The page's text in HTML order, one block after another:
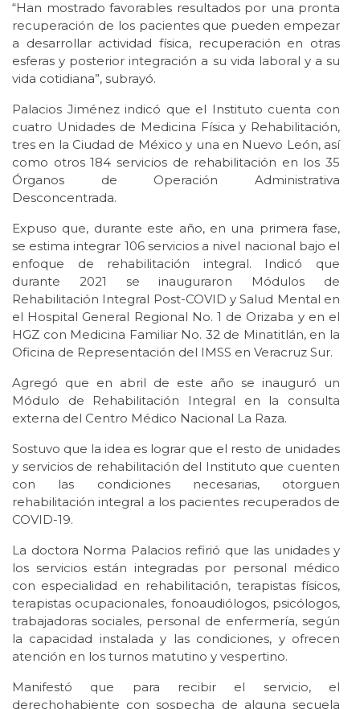
“Han mostrado favorables resultados por una pronta
recuperación de los pacientes que pueden empezar
a desarrollar actividad física, recuperación en otras
esferas y posterior integración a su vida laboral y a su
vida cotidiana”, subrayó.
Palacios Jiménez indicó que el Instituto cuenta con
cuatro Unidades de Medicina Física y Rehabilitación,
tres en la Ciudad de México y una en Nuevo León, así
como otros 184 servicios de rehabilitación en los 35
Órganos de Operación Administrativa
Desconcentrada.
Expuso que, durante este año, en una primera fase,
se estima integrar 106 servicios a nivel nacional bajo el
enfoque de rehabilitación integral. Indicó que
durante 2021 se inauguraron Módulos de
Rehabilitación Integral Post-COVID y Salud Mental en
el Hospital General Regional No. 1 de Orizaba y en el
HGZ con Medicina Familiar No. 32 de Minatitlán, en la
Oficina de Representación del IMSS en Veracruz Sur.
Agregó que en abril de este año se inauguró un
Módulo de Rehabilitación Integral en la consulta
externa del Centro Médico Nacional La Raza.
Sostuvo que la idea es lograr que el resto de unidades
y servicios de rehabilitación del Instituto que cuenten
con las condiciones necesarias, otorguen
rehabilitación integral a los pacientes recuperados de
COVID-19.
La doctora Norma Palacios refirió que las unidades y
los servicios están integradas por personal médico
con especialidad en rehabilitación, terapistas físicos,
terapistas ocupacionales, fonoaudiólogos, psicólogos,
trabajadoras sociales, personal de enfermería, según
la capacidad instalada y las condiciones, y ofrecen
atención en los turnos matutino y vespertino.
Manifestó que para recibir el servicio, el
derechohabiente con sospecha de alguna secuela